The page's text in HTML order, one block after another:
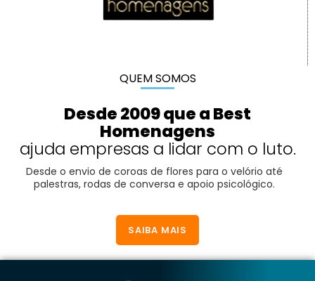
QUEM SOMOS
Desde 2009 que a Best
Homenagens
ajuda empresas a lidar com o luto.
Desde o envio de coroas de flores para o velório até
palestras, rodas de conversa e apoio psicológico.
SAIBA MAIS